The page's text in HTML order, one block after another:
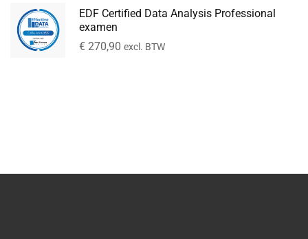
EDF Certified Data Analysis Professional
examen
€ 270,90 excl. BTW